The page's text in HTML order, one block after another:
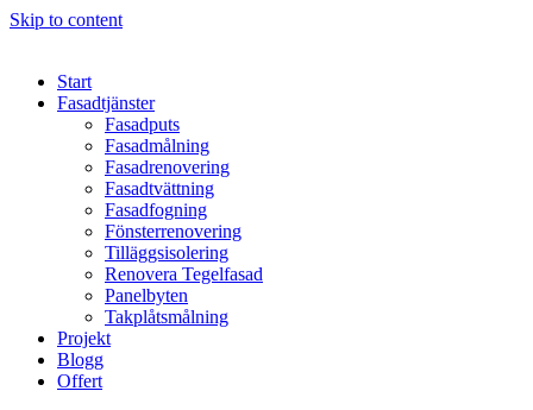
Skip to content
Start
Fasadtjänster
Fasadputs
Fasadmålning
Fasadrenovering
Fasadtvättning
Fasadfogning
Fönsterrenovering
Tilläggsisolering
Renovera Tegelfasad
Panelbyten
Takplåtsmålning
Projekt
Blogg
Offert